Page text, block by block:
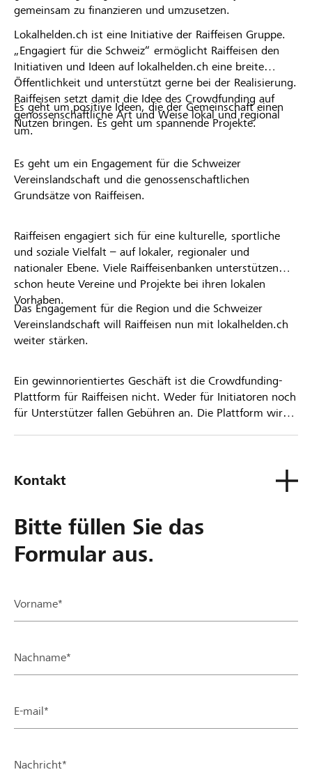
gemeinsam zu finanzieren und umzusetzen.
Lokalhelden.ch ist eine Initiative der Raiffeisen Gruppe.
„Engagiert für die Schweiz“ ermöglicht Raiffeisen den
Initiativen und Ideen auf lokalhelden.ch eine breite
Öffentlichkeit und unterstützt gerne bei der Realisierung.
Raiffeisen setzt damit die Idee des Crowdfunding auf
genossenschaftliche Art und Weise lokal und regional
um.
Es geht um positive Ideen, die der Gemeinschaft einen
Nutzen bringen. Es geht um spannende Projekte.
Es geht um ein Engagement für die Schweizer
Vereinslandschaft und die genossenschaftlichen
Grundsätze von Raiffeisen.
Raiffeisen engagiert sich für eine kulturelle, sportliche
und soziale Vielfalt – auf lokaler, regionaler und
nationaler Ebene. Viele Raiffeisenbanken unterstützen
schon heute Vereine und Projekte bei ihren lokalen
Vorhaben.
Das Engagement für die Region und die Schweizer
Vereinslandschaft will Raiffeisen nun mit lokalhelden.ch
weiter stärken.
Ein gewinnorientiertes Geschäft ist die Crowdfunding-
Plattform für Raiffeisen nicht. Weder für Initiatoren noch
für Unterstützer fallen Gebühren an. Die Plattform wird
Kontakt
Bitte füllen Sie das
Formular aus.
Vorname*
Nachname*
E-mail*
Nachricht*